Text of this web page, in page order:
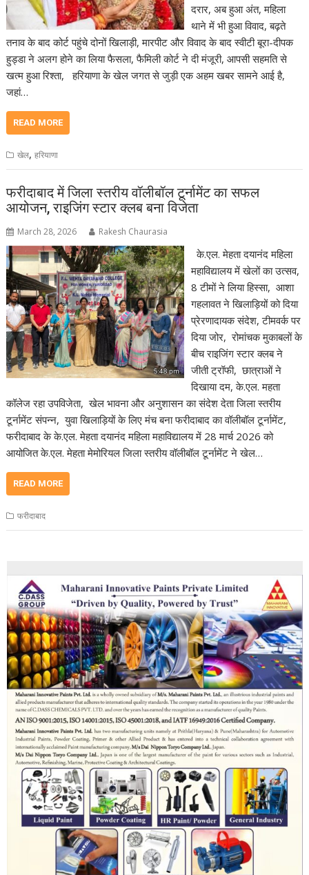
दरार, अब हुआ अंत, महिला
थाने में भी हुआ विवाद, बढ़ते
तनाव के बाद कोर्ट पहुंचे दोनों खिलाड़ी, मारपीट और विवाद के बाद स्वीटी बूरा-दीपक
हुड्डा ने अलग होने का लिया फैसला, फैमिली कोर्ट ने दी मंजूरी, आपसी सहमति से
खत्म हुआ रिश्ता, हरियाणा के खेल जगत से जुड़ी एक अहम खबर सामने आई है,
जहां…
READ MORE
खेल,हरियाणा
फरीदाबाद में जिला स्तरीय वॉलीबॉल टूर्नामेंट का सफल
आयोजन, राइजिंग स्टार क्लब बना विजेता
March 28, 2026 Rakesh Chaurasia
के.एल. मेहता दयानंद महिला
महाविद्यालय में खेलों का उत्सव,
8 टीमों ने लिया हिस्सा, आशा
गहलावत ने खिलाड़ियों को दिया
प्रेरणादायक संदेश, टीमवर्क पर
दिया जोर, रोमांचक मुकाबलों के
बीच राइजिंग स्टार क्लब ने
जीती ट्रॉफी, छात्राओं ने
दिखाया दम, के.एल. महता
कॉलेज रहा उपविजेता, खेल भावना और अनुशासन का संदेश देता जिला स्तरीय
टूर्नामेंट संपन्न, युवा खिलाड़ियों के लिए मंच बना फरीदाबाद का वॉलीबॉल टूर्नामेंट,
फरीदाबाद के के.एल. मेहता दयानंद महिला महाविद्यालय में 28 मार्च 2026 को
आयोजित के.एल. मेहता मेमोरियल जिला स्तरीय वॉलीबॉल टूर्नामेंट ने खेल…
READ MORE
फरीदाबाद